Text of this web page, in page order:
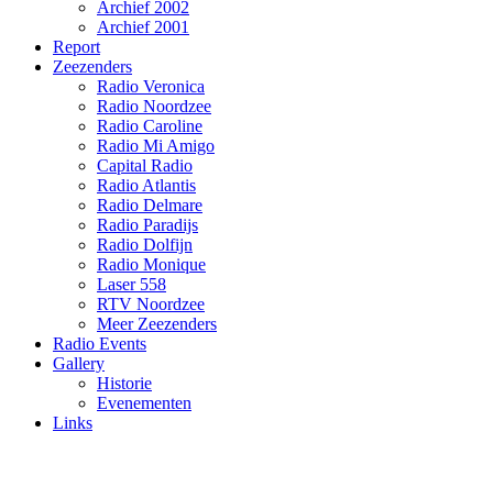
Archief 2002
Archief 2001
Report
Zeezenders
Radio Veronica
Radio Noordzee
Radio Caroline
Radio Mi Amigo
Capital Radio
Radio Atlantis
Radio Delmare
Radio Paradijs
Radio Dolfijn
Radio Monique
Laser 558
RTV Noordzee
Meer Zeezenders
Radio Events
Gallery
Historie
Evenementen
Links